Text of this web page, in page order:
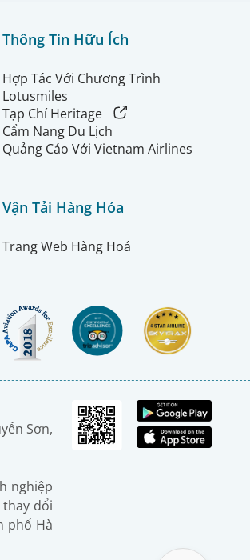
Thông Tin Hữu Ích
Hợp Tác Với Chương Trình
Lotusmiles
Tạp Chí Heritage
Cẩm Nang Du Lịch
Quảng Cáo Với Vietnam Airlines
Vận Tải Hàng Hóa
Trang Web Hàng Hoá
Sơn,
nghiệp
thay đổi
phố Hà